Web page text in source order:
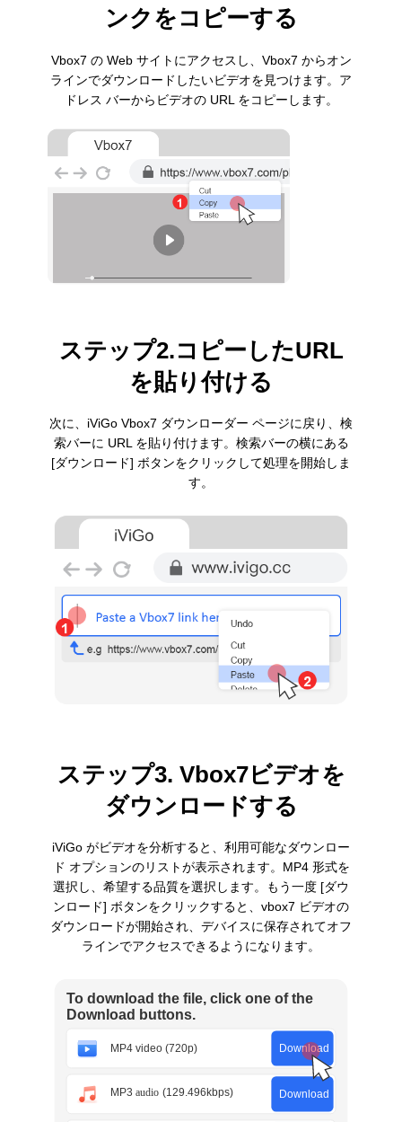
ンクをコピーする
Vbox7 の Web サイトにアクセスし、Vbox7 からオン
ラインでダウンロードしたいビデオを見つけます。ア
ドレス バーからビデオの URL をコピーします。
ステップ2.コピーしたURL
を貼り付ける
次に、iViGo Vbox7 ダウンローダー ページに戻り、検
索バーに URL を貼り付けます。検索バーの横にある
[ダウンロード] ボタンをクリックして処理を開始しま
す。
ステップ3. Vbox7ビデオを
ダウンロードする
iViGo がビデオを分析すると、利用可能なダウンロー
ド オプションのリストが表示されます。MP4 形式を
選択し、希望する品質を選択します。もう一度 [ダウ
ンロード] ボタンをクリックすると、vbox7 ビデオの
ダウンロードが開始され、デバイスに保存されてオフ
ラインでアクセスできるようになります。